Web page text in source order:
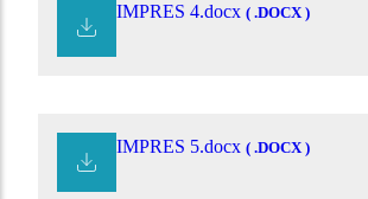
IMPRES 4.docx ( .DOCX )
IMPRES 5.docx ( .DOCX )